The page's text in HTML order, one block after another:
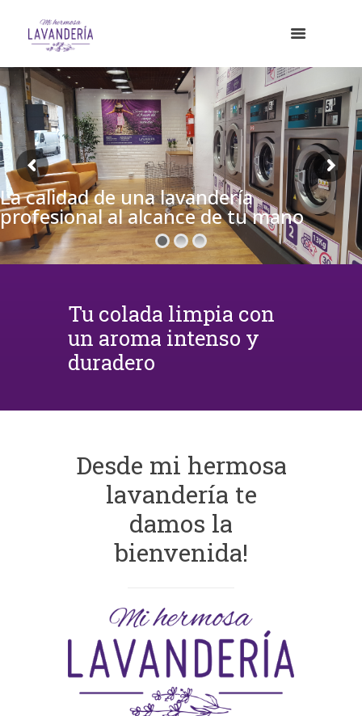
La calidad de una lavandería
profesional al alcance de tu mano
Tu colada limpia con
un aroma intenso y
duradero
Desde mi hermosa
lavandería te
damos la
bienvenida!